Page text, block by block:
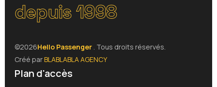
depuis 1998
©2026Hello Passenger . Tous droits réservés.
Créé parBLABLABLA AGENCY
Plan d'accès